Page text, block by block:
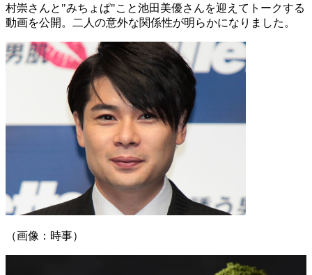
村崇さんと"みちょぱ"こと池田美優さんを迎えてトークする
動画を公開。二人の意外な関係性が明らかになりました。
（画像：時事）